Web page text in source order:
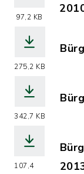
97,2 KB
275,2 KB
342,7 KB
107,4